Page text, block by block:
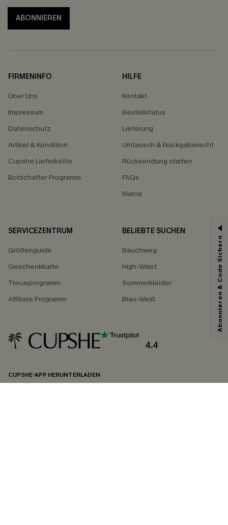
ABONNIEREN
FIRMENINFO
Über Uns
Impressum
Datenschutz
Artikel & Kondition
Cupshe Lieferkette
Botschafter Programm
HILFE
Kontakt
Bestellstatus
Lieferung
Umtausch & Rückgaberecht
Rücksendung starten
FAQs
Klarna
SERVICEZENTRUM
Größenguide
Geschenkkarte
Treueprogramm
Affiliate Programm
BELIEBTE SUCHEN
Bauchweg
High-Waist
Sommerkleider
Blau-Weiß
4.4
CUPSHE-APP HERUNTERLADEN
15% ERHALTEN
15% ohne MBW für E-Mail-Abonnenten.
*Ein Code pro Bestellung. Jeder Code ist einmal gültig.
undDatenschutzbestimmungen. Sie können sich jederzeit abmelden.
Abonnieren & Code Sichern